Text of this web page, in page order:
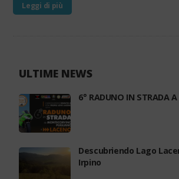
Leggi di più
ULTIME NEWS
6° RADUNO IN STRADA
Descubriendo Lago
Irpino